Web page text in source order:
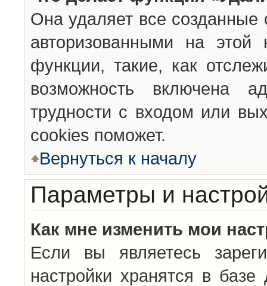
Она удаляет все созданные
авторизованными на
функции, такие, как
возможность включена
трудности с входом или
cookies поможет.
Вернуться к началу
Параметры и
Как мне изменить мои
Если вы являетесь
настройки хранятся в